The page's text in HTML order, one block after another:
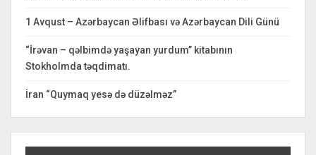
1 Avqust – Azərbaycan Əlifbası və Azərbaycan Dili Günü
“İrəvan – qəlbimdə yaşayan yurdum” kitabının
Stokholmda təqdimatı.
İran “Quymaq yesə də düzəlməz”